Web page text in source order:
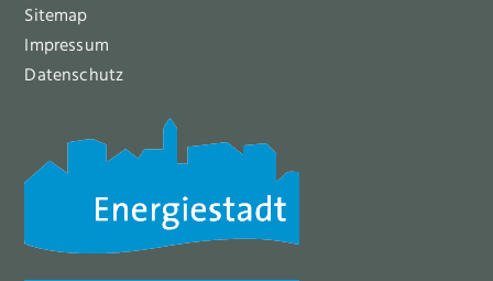
Sitemap
Impressum
Datenschutz